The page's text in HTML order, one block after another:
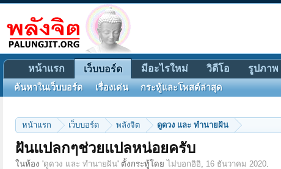
หน้าแรก เว็บบอร์ด พลังจิต ดูดวง และ ทำนายฝัน
ฝันแปลกๆช่วยแปลหน่อยครับ
ในห้อง 'ดูดวง และ ทำนายฝัน' ตั้งกระทู้โดย ไม่บอกอิอิ, 16 ธันวาคม 2020.
หน้าแรก เว็บบอร์ด
ค้นหาในเว็บบอร์ด เรื่องเด่น กระทู้และโพสต์ล่าสุด
มีอะไรใหม่ วิดีโอ รูปภาพ